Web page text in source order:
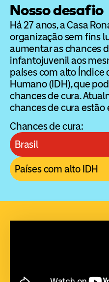
Nosso desafio
Há 27 anos, a Casa
organização sem fins
aumentar as chances
infantojuvenil aos
países com alto
Humano (IDH), que
chances de cura.
chances de cura estão
Chances de cura:
Brasil
Países com alto IDH